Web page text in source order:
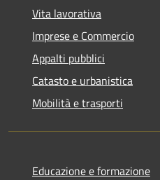
Vita lavorativa
Imprese e Commercio
Appalti pubblici
Catasto e urbanistica
Mobilità e trasporti
Educazione e formazione